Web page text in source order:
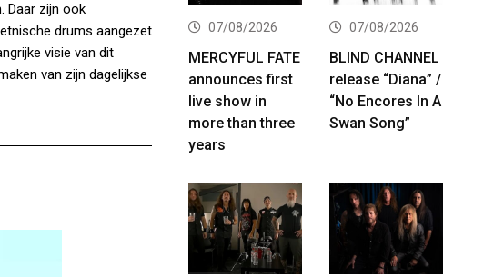
Daar zijn ook
drums aangezet
visie van dit
van zijn dagelijkse
07/08/2026
MERCYFUL FATE
announces first
live show in
more than three
years
07/08/2026
BLIND CHANNEL
release “Diana” /
“No Encores In A
Swan Song”